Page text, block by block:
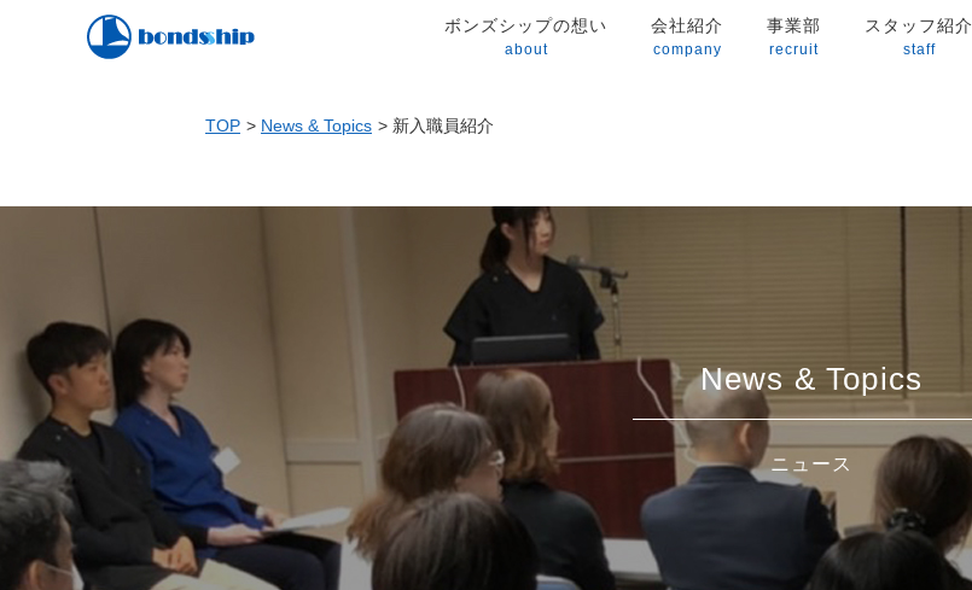
ボンズシップの想い
about
会社紹介
company
事業部
recruit
スタッフ紹介
staff
TOP News & Topics 新入職員紹介
News & Topics
ニュース